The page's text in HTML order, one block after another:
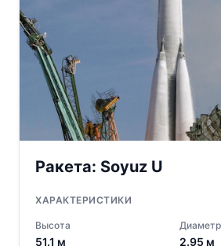
Ракета: Soyuz U
ХАРАКТЕРИСТИКИ
Высота
51.1 м
Диаметр
2.95 м